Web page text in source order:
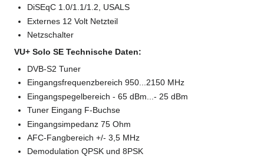
DiSEqC 1.0/1.1/1.2, USALS
Externes 12 Volt Netzteil
Netzschalter
VU+ Solo SE Technische Daten:
DVB-S2 Tuner
Eingangsfrequenzbereich 950...2150 MHz
Eingangspegelbereich - 65 dBm...- 25 dBm
Tuner Eingang F-Buchse
Eingangsimpedanz 75 Ohm
AFC-Fangbereich +/- 3,5 MHz
Demodulation QPSK und 8PSK